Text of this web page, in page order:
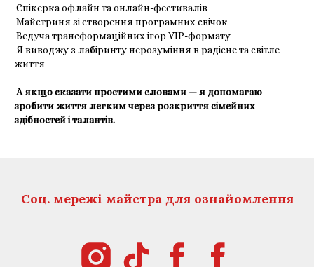
Спікерка офлайн та онлайн-фестивалів
Майстриня зі створення програмних свічок
Ведуча трансформаційних ігор VIP-формату
Я виводжу з лабіринту нерозуміння в радісне та світле
життя
А якщо сказати простими словами — я допомагаю
зробити життя легким через розкриття сімейних
здібностей і талантів.
Соц. мережі майстра для ознайомлення